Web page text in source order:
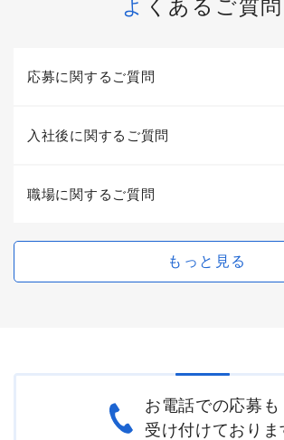
よくあるご質問
応募に関するご質問
入社後に関するご質問
職場に関するご質問
もっと見る
お電話での応募も
受け付けておりま